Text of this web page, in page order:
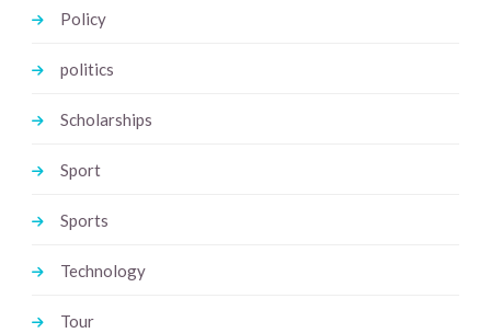
Policy
politics
Scholarships
Sport
Sports
Technology
Tour